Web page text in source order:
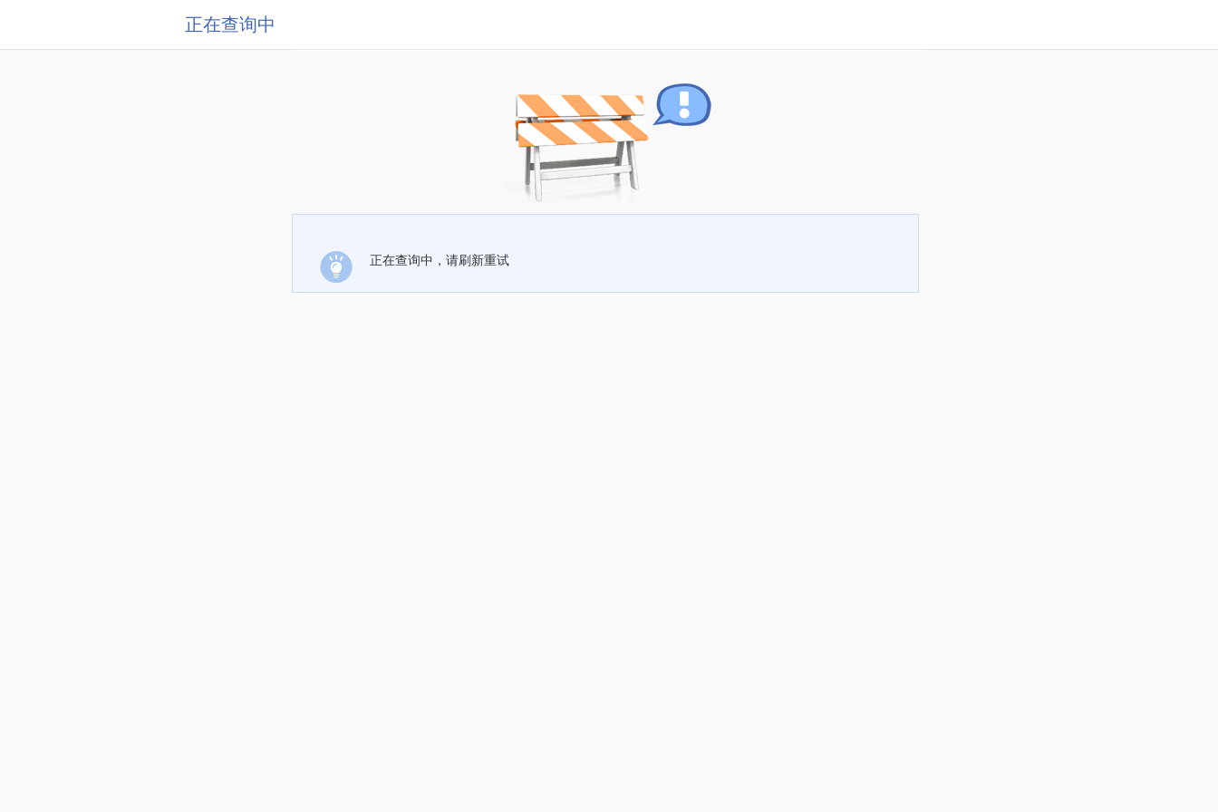
正在查询中
正在查询中，请刷新重试